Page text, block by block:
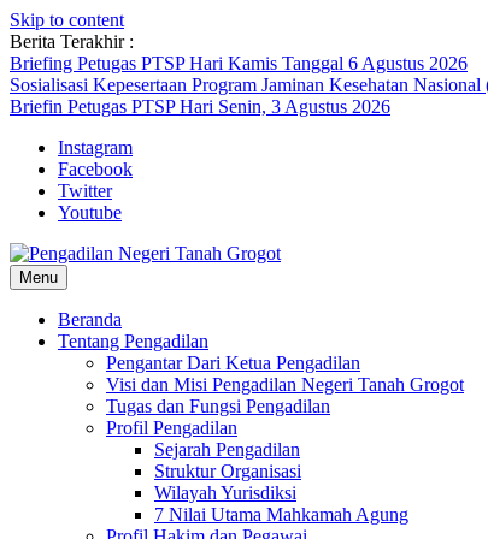
Skip to content
Berita Terakhir :
Briefing Petugas PTSP Hari Kamis Tanggal 6 Agustus 2026
Sosialisasi Kepesertaan Program Jaminan Kesehatan
Briefin Petugas PTSP Hari Senin, 3 Agustus 2026
Instagram
Facebook
Twitter
Youtube
Menu
Beranda
Tentang Pengadilan
Pengantar Dari Ketua Pengadilan
Visi dan Misi Pengadilan Negeri Tanah Grogot
Tugas dan Fungsi Pengadilan
Profil Pengadilan
Sejarah Pengadilan
Struktur Organisasi
Wilayah Yurisdiksi
7 Nilai Utama Mahkamah Agung